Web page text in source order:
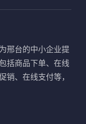
邢台的中小企业提
括商品下单、在线
销、在线支付等，